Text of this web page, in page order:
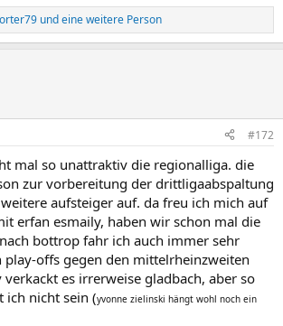
und eine weitere Person
#172
mal so unattraktiv die regionalliga. die
zur vorbereitung der drittligaabspaltung
aufsteiger auf. da freu ich mich auf
erfan esmaily, haben wir schon mal die
bottrop fahr ich auch immer sehr
play-offs gegen den mittelrheinzweiten
es irrerweise gladbach, aber so
ich nicht sein (yvonne zielinski hängt wohl noch ein